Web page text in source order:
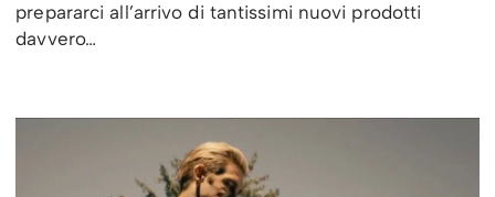
prepararci all’arrivo di tantissimi nuovi prodotti
davvero…